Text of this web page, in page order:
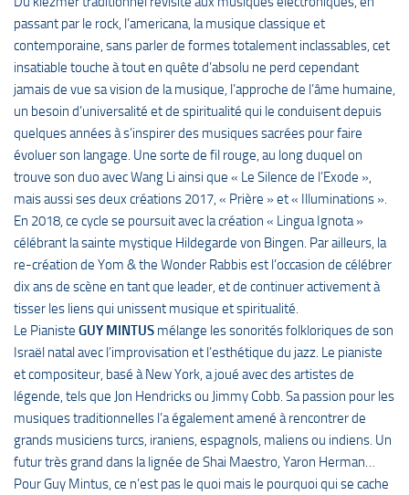
passant par le rock, l’americana, la musique classique et
contemporaine, sans parler de formes totalement inclassables, cet
insatiable touche à tout en quête d’absolu ne perd cependant
jamais de vue sa vision de la musique, l’approche de l’âme humaine,
un besoin d’universalité et de spiritualité qui le conduisent depuis
quelques années à s’inspirer des musiques sacrées pour faire
évoluer son langage. Une sorte de fil rouge, au long duquel on
trouve son duo avec Wang Li ainsi que « Le Silence de l’Exode »,
mais aussi ses deux créations 2017, « Prière » et « Illuminations ».
En 2018, ce cycle se poursuit avec la création « Lingua Ignota »
célébrant la sainte mystique Hildegarde von Bingen. Par ailleurs, la
re-création de Yom & the Wonder Rabbis est l’occasion de célébrer
dix ans de scène en tant que leader, et de continuer activement à
tisser les liens qui unissent musique et spiritualité.
Le Pianiste GUY MINTUS mélange les sonorités folkloriques de son
Israël natal avec l’improvisation et l’esthétique du jazz. Le pianiste
et compositeur, basé à New York, a joué avec des artistes de
légende, tels que Jon Hendricks ou Jimmy Cobb. Sa passion pour les
musiques traditionnelles l’a également amené à rencontrer de
grands musiciens turcs, iraniens, espagnols, maliens ou indiens. Un
futur très grand dans la lignée de Shai Maestro, Yaron Herman…
Pour Guy Mintus, ce n’est pas le quoi mais le pourquoi qui se cache